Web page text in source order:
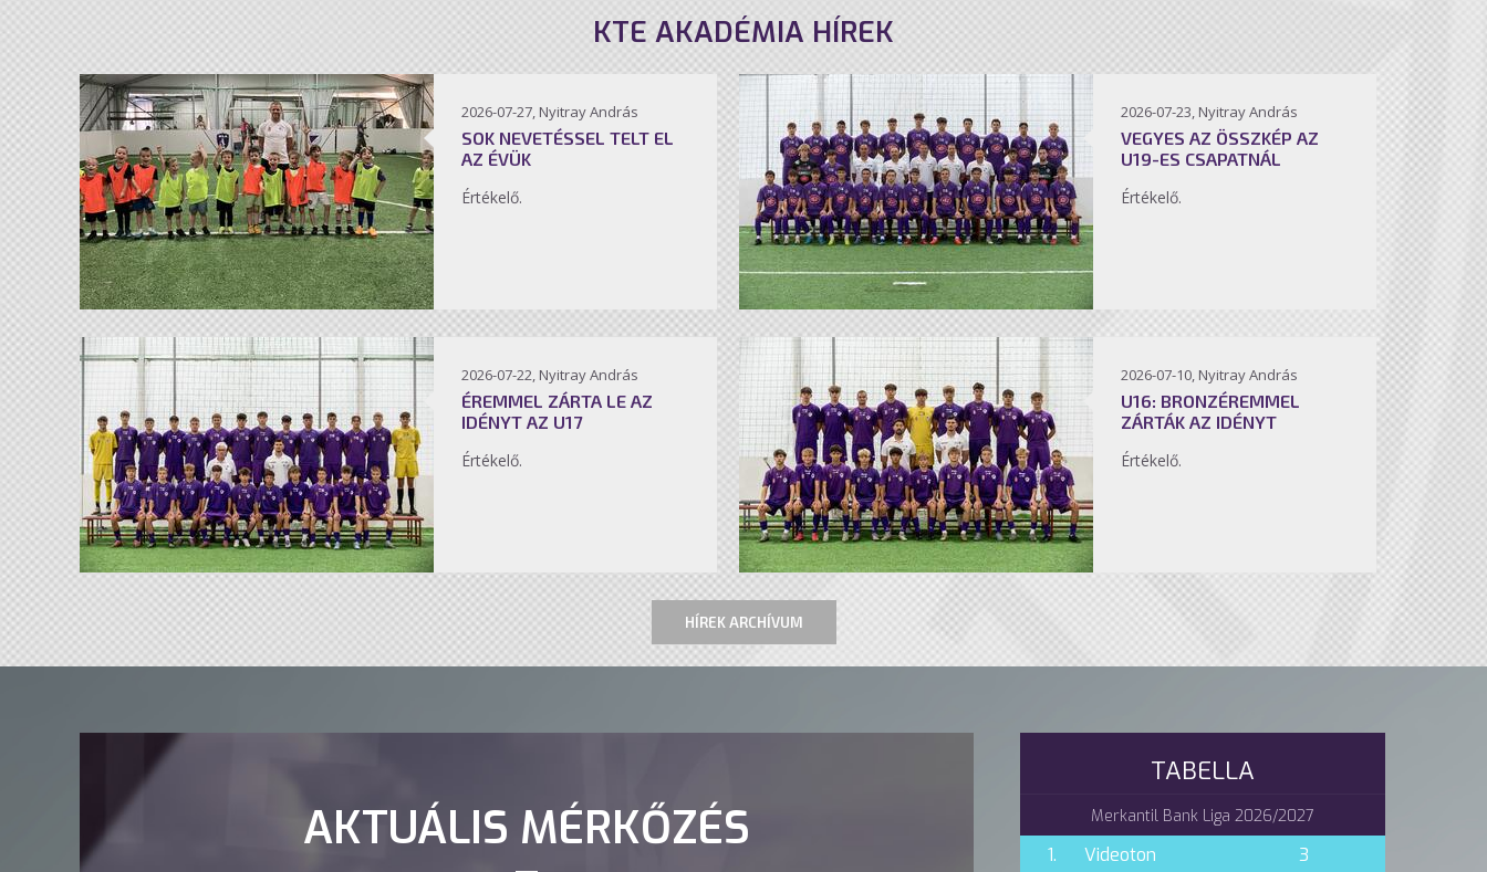
KTE AKADÉMIA HÍREK
2026-07-27, Nyitray András
SOK NEVETÉSSEL TELT EL
AZ ÉVÜK
Értékelő.
2026-07-23, Nyitray András
VEGYES AZ ÖSSZKÉP AZ
U19-ES CSAPATNÁL
Értékelő.
2026-07-22, Nyitray András
ÉREMMEL ZÁRTA LE AZ
IDÉNYT AZ U17
Értékelő.
2026-07-10, Nyitray András
U16: BRONZÉREMMEL
ZÁRTÁK AZ IDÉNYT
Értékelő.
HÍREK ARCHÍVUM
AKTUÁLIS MÉRKŐZÉS
TABELLA
Merkantil Bank Liga 2026/2027
1. Videoton
3